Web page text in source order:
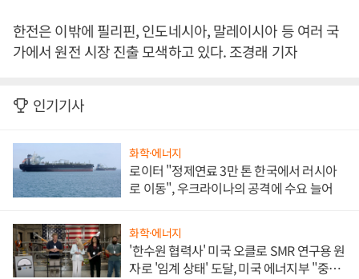
한전은 이밖에 필리핀, 인도네시아, 말레이시아 등 여러 국
가에서 원전 시장 진출 모색하고 있다. 조경래 기자
인기기사
화학·에너지
로이터 "정제연료 3만 톤 한국에서 러시아
로 이동", 우크라이나의 공격에 수요 늘어
화학·에너지
'한수원 협력사' 미국 오클로 SMR 연구용 원
자로 '임계 상태' 도달, 미국 에너지부 "중요